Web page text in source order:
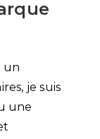
un
je suis
une